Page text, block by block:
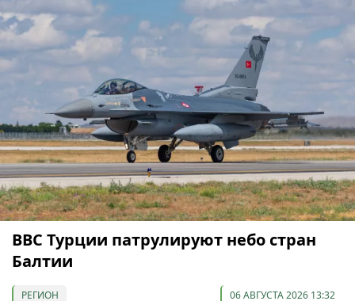
ВВС Турции патрулируют небо стран
Балтии
РЕГИОН 06 АВГУСТА 2026 13:32